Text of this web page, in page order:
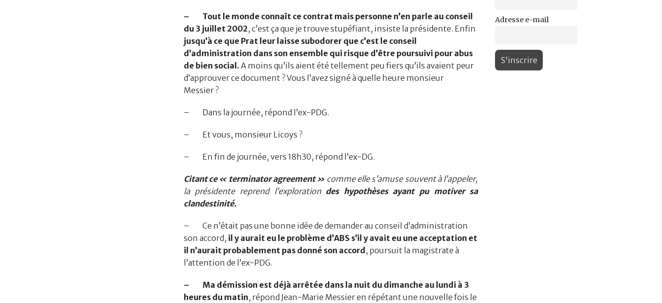
– Tout le monde connaît ce contrat mais personne n’en parle au conseil
du 3 juillet 2002, c’est ça que je trouve stupéfiant, insiste la présidente. Enfin
jusqu’à ce que Prat leur laisse subodorer que c’est le conseil
d’administration dans son ensemble qui risque d’être poursuivi pour abus
de bien social. A moins qu’ils aient été tellement peu fiers qu’ils avaient peur
d’approuver ce document ? Vous l’avez signé à quelle heure monsieur
Messier ?
– Dans la journée, répond l’ex-PDG.
– Et vous, monsieur Licoys ?
– En fin de journée, vers 18h30, répond l’ex-DG.
Citant ce « terminator agreement » comme elle s’amuse souvent à l’appeler,
la présidente reprend l’exploration des hypothèses ayant pu motiver sa
clandestinité.
– Ce n’était pas une bonne idée de demander au conseil d’administration
son accord, il y aurait eu le problème d’ABS s’il y avait eu une acceptation et
il n’aurait probablement pas donné son accord , poursuit la magistrate à
l’attention de l’ex-PDG.
– Ma démission est déjà arrêtée dans la nuit du dimanche au lundi à 3
heures du matin, répond Jean-Marie Messier en répétant une nouvelle fois le
Adresse e-mail